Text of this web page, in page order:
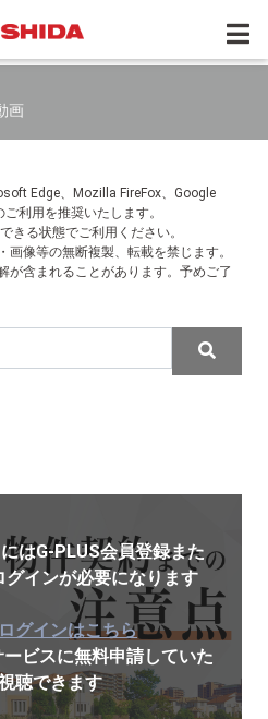
画
Edge、Mozilla FireFox、Google
利用を推奨いたします。
きる状態でご利用ください。
像等の無断複製、転載を禁じます。
が含まれることがあります。予めご了
はG-PLUS会員登録また
インが必要になります
グインはこちら
ビスに無料申請していた
聴できます